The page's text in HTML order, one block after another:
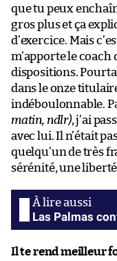
que tu peux
gros plus et ça
d’exercice. Mais
m’apporte le coach
dispositions.
dans le onze
indéboulonnable.
matin, ndlr), j’ai
avec lui. Il n’était
quelqu’un de très
sérénité, une
Las Palmas
Il te rend meilleur